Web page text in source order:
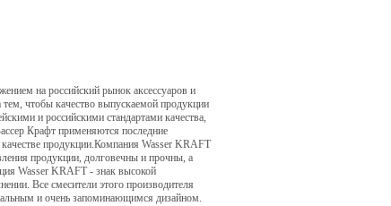
на российский рынок аксессуаров и
тем, чтобы качество выпускаемой продукции
и российскими стандартами качества,
Крафт применяются последние
продукции.Компания Wasser KRAFT
продукции, долговечны и прочны, а
Wasser KRAFT - знак высокой
Все смесители этого производителя
и очень запоминающимся дизайном.